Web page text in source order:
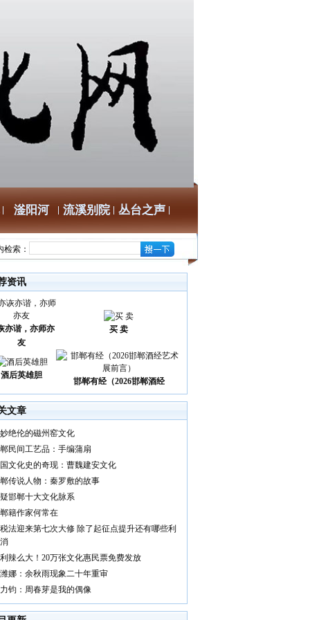
滏阳河 流溪别院 丛台之声
检索：
资讯
亦谐，亦师亦
友
买 卖
酒后英雄胆
邯郸有经（2026邯郸酒经
文章
绝伦的磁州窑文化
民间工艺品：手编蒲扇
文化史的奇现：曹魏建安文化
传说人物：秦罗敷的故事
邯郸十大文化脉系
籍作家何常在
法迎来第七次大修 除了起征点提升还有哪些利
辣么大！20万张文化惠民票免费发放
娜：余秋雨现象二十年重审
钧：周春芽是我的偶像